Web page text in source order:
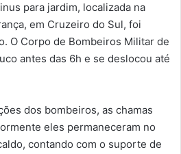
para jardim, localizada na
em Cruzeiro do Sul, foi
O Corpo de Bombeiros Militar de
antes das 6h e se deslocou até
dos bombeiros, as chamas
eles permaneceram no
contando com o suporte de